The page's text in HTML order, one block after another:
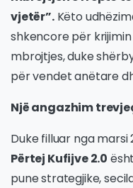
vjetër”.Këto
shkencore për
mbrojtjes, duke
për vendet anëtare
Një angazhim
Duke filluar nga marsi
Përtej Kufijve 2.0
pune strategjike,